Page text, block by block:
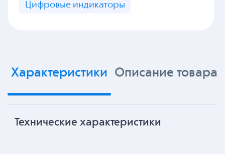
Цифровые индикаторы
Характеристики Описание товара
Технические характеристики